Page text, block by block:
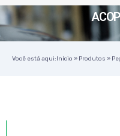
Você está aqui:Início » Produtos »